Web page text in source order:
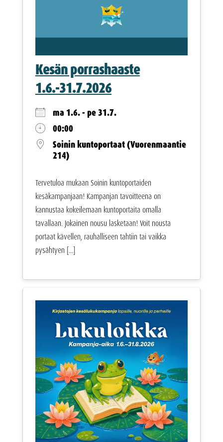
Kesän porrashaaste
1.6.-31.7.2026
ma 1.6. - pe 31.7.
00:00
Soinin kuntoportaat (Vuorenmaantie
214)
Tervetuloa mukaan Soinin kuntoportaiden
kesäkampanjaan! Kampanjan tavoitteena on
kannustaa kokeilemaan kuntoportaita omalla
tavallaan. Jokainen nousu lasketaan! Voit nousta
portaat kävellen, rauhalliseen tahtiin tai vaikka
pysähtyen [...]